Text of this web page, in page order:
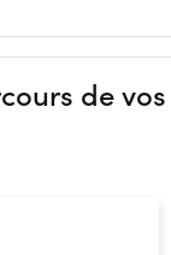
de vos